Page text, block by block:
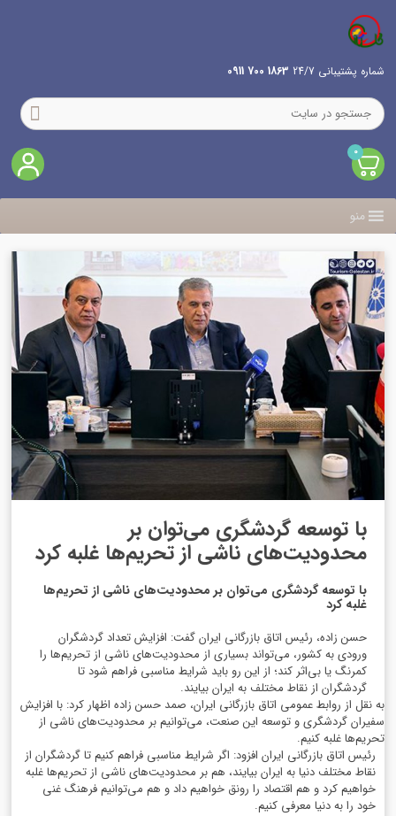
شماره پشتیبانی 24/7 1863 700 0911
0
منو
با توسعه گردشگری می‌توان بر
محدودیت‌های ناشی از تحریم‌ها غلبه کرد
با توسعه گردشگری می‌توان بر محدودیت‌های ناشی از تحریم‌ها
غلبه کرد
حسن زاده، رئیس اتاق بازرگانی ایران گفت: افزایش تعداد گردشگران
ورودی به کشور، می‌تواند بسیاری از محدودیت‌های ناشی از تحریم‌ها را
کمرنگ یا بی‌اثر کند؛ از این رو باید شرایط مناسبی فراهم شود تا
گردشگران از نقاط مختلف به ایران بیایند.
به نقل از روابط عمومی اتاق بازرگانی ایران، صمد حسن زاده اظهار کرد: با افزایش
سفیران گردشگری و توسعه این صنعت، می‌توانیم بر محدودیت‌های ناشی از
تحریم‌ها غلبه کنیم.
رئیس اتاق بازرگانی ایران افزود: اگر شرایط مناسبی فراهم کنیم تا گردشگران از
نقاط مختلف دنیا به ایران بیایند، هم بر محدودیت‌های ناشی از تحریم‌ها غلبه
خواهیم کرد و هم اقتصاد را رونق خواهیم داد و هم می‌توانیم فرهنگ غنی
خود را به دنیا معرفی کنیم.